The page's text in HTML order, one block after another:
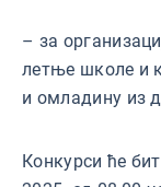
– за
летње школе и
и омладину из
Конкурси ће